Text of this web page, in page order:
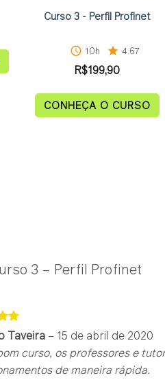
Curso 3 - Perfil Profinet
schedule 10h star 4.67
R$199,90
CONHEÇA O CURSO
3 – Perfil Profinet
5
Taveira – 15 de abril de 2020
curso, os professores e
de maneira rápida.